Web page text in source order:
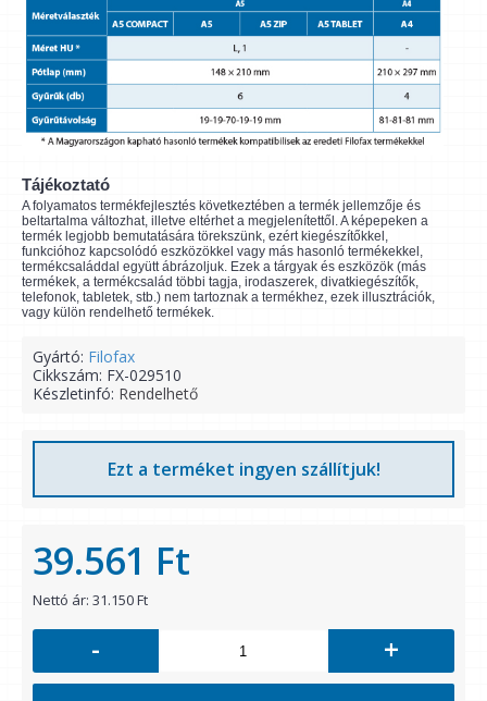
Tájékoztató
A folyamatos termékfejlesztés következtében a termék jellemzője és
beltartalma változhat, illetve eltérhet a megjelenítettől. A képepeken a
termék legjobb bemutatására törekszünk, ezért kiegészítőkkel,
funkcióhoz kapcsolódó eszközökkel vagy más hasonló termékekkel,
termékcsaláddal együtt ábrázoljuk. Ezek a tárgyak és eszközök (más
termékek, a termékcsalád többi tagja, irodaszerek, divatkiegészítők,
telefonok, tabletek, stb.) nem tartoznak a termékhez, ezek illusztrációk,
vagy külön rendelhető termékek.
Gyártó: Filofax
Cikkszám: FX-029510
Készletinfó: Rendelhető
Ezt a terméket ingyen szállítjuk!
39.561 Ft
Nettó ár: 31.150 Ft
- +